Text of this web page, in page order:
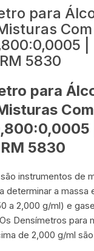
para
|
5830
para
|
5830
instrumentos de
determinar a massa
a 2,000 g/ml) e
Densímetros para
de 2,000 g/ml